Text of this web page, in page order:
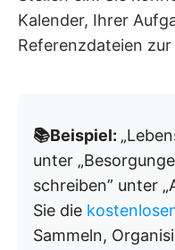
Kalender, Ihrer
Referenzdateien
📚Beispiel:
unter
schreiben” unter
Sie die
Sammeln,